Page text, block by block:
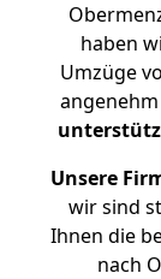
haben
Umzüge
Unsere
wir sind
Ihnen die
nach